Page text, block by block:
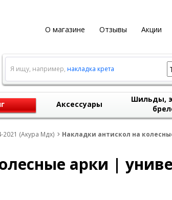
О магазине Отзывы Акции
Я ищу, например, накладка крета
Аксессуары
Шильды,
2021 (Акура Мдх) Накладки антискол на
арки |